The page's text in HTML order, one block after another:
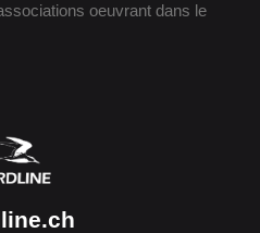
oeuvrant dans le